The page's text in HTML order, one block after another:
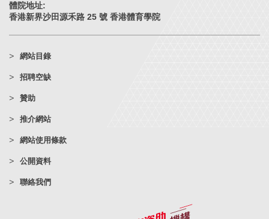
體院地址:
香港新界沙田源禾路 25 號 香港體育學院
網站目錄
招聘空缺
贊助
推介網站
網站使用條款
公開資料
聯絡我們